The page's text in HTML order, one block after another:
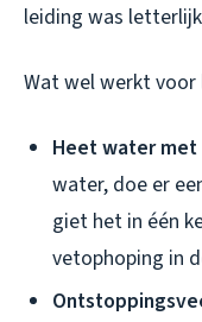
leiding was
Wat wel werkt
Heet water
water, doe er
giet het in één
vetophoping in